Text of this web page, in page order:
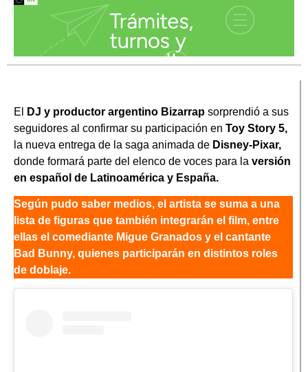
El DJ y productor argentino Bizarrap sorprendió a sus
seguidores al confirmar su participación en Toy Story 5,
la nueva entrega de la saga animada de Disney-Pixar,
donde formará parte del elenco de voces para la versión
en español de Latinoamérica y España.
Según pudo saber medios, el artista se suma a una
lista de figuras que también integrarán el film, entre
ellas el comediante Migue Granados y el cantante
Bad Bunny, quienes participarán en distintos roles
de doblaje.